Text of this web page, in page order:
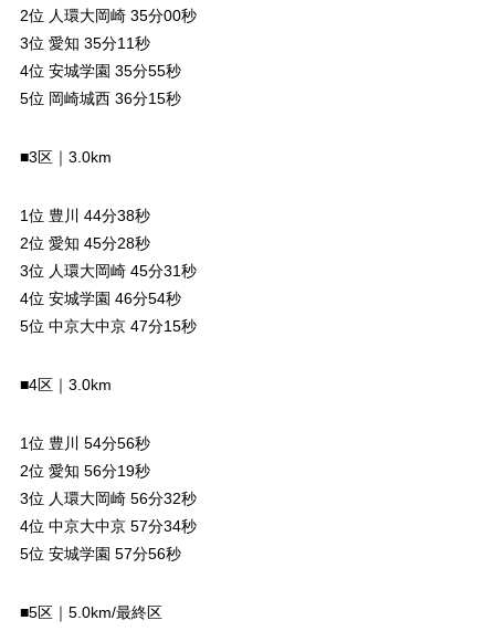
2位 人環大岡崎 35分00秒
3位 愛知 35分11秒
4位 安城学園 35分55秒
5位 岡崎城西 36分15秒
■3区｜3.0km
1位 豊川 44分38秒
2位 愛知 45分28秒
3位 人環大岡崎 45分31秒
4位 安城学園 46分54秒
5位 中京大中京 47分15秒
■4区｜3.0km
1位 豊川 54分56秒
2位 愛知 56分19秒
3位 人環大岡崎 56分32秒
4位 中京大中京 57分34秒
5位 安城学園 57分56秒
■5区｜5.0km/最終区